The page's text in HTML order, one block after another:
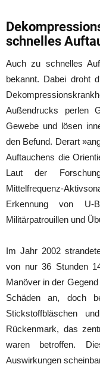
schnelles
Auch zu schnelles
bekannt. Dabei droht
Außendrucks perlen
Gewebe und lösen
den Befund. Derart
Auftauchens die
Laut der
Mittelfrequenz-
Erkennung von
Militärpatrouillen und
Im Jahr 2002
von nur 36 Stunden
Manöver in der
Schäden an, doch
Stickstoffbläschen
Rückenmark, das
waren betroffen.
Auswirkungen